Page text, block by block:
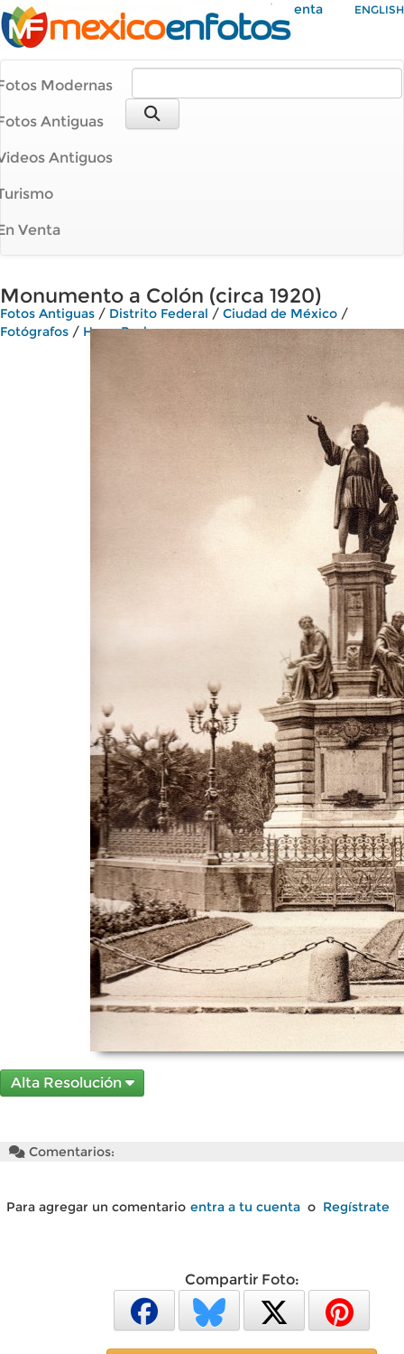
Mi Cuenta ENGLISH
Modernas
Antiguas
Antiguos
Venta
Monumento a Colón (circa 1920)
Fotos Antiguas / Distrito Federal / Ciudad de México /
Fotógrafos / Hugo Brehme
Alta Resolución
Comentarios:
Para agregar un comentario entra a tu cuenta o Regístrate
Compartir Foto: